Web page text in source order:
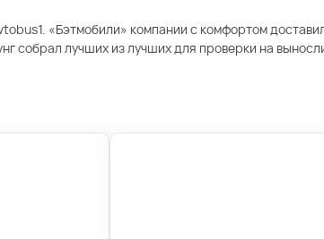
«Бэтмобили» компании с комфортом
собрал лучших из лучших для проверки на